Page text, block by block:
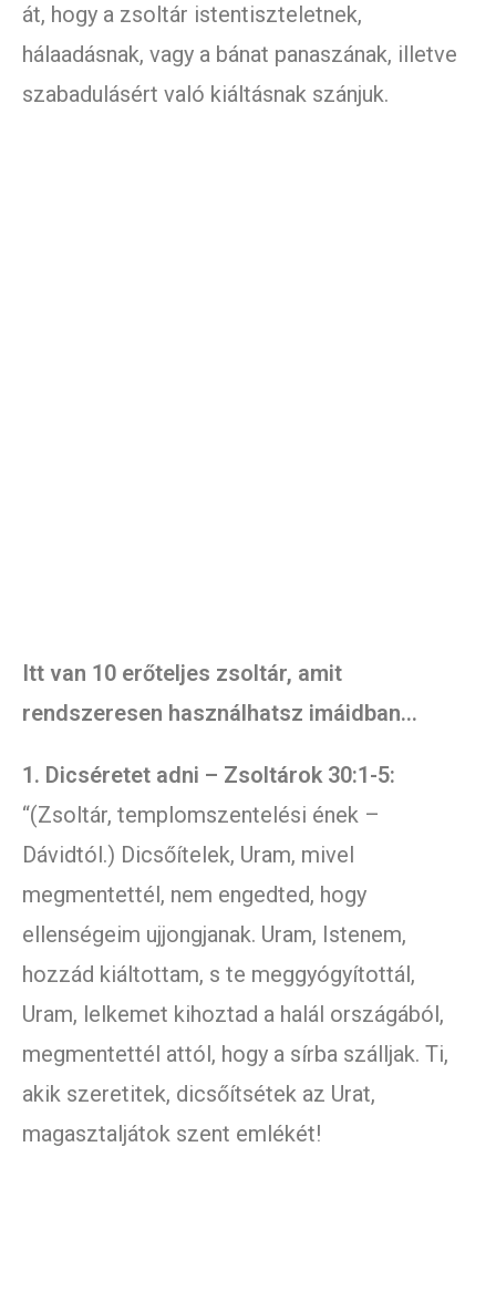
át, hogy a zsoltár istentiszteletnek,
hálaadásnak, vagy a bánat panaszának, illetve
szabadulásért való kiáltásnak szánjuk.
Itt van 10 erőteljes zsoltár, amit
rendszeresen használhatsz imáidban…
1. Dicséretet adni – Zsoltárok 30:1-5:
“(Zsoltár, templomszentelési ének –
Dávidtól.) Dicsőítelek, Uram, mivel
megmentettél, nem engedted, hogy
ellenségeim ujjongjanak. Uram, Istenem,
hozzád kiáltottam, s te meggyógyítottál,
Uram, lelkemet kihoztad a halál országából,
megmentettél attól, hogy a sírba szálljak. Ti,
akik szeretitek, dicsőítsétek az Urat,
magasztaljátok szent emlékét!